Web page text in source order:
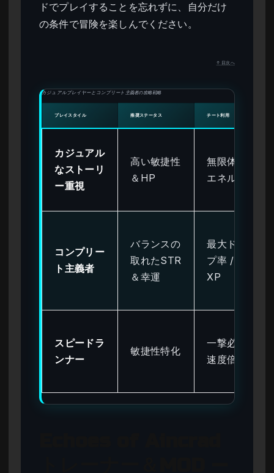
ドでプレイすることを忘れずに、自分だけ
の条件で冒険を楽しんでください。
↑ 目次へ
カジュアルプレイヤーとコンプリート主義者の攻略戦略
プレイスタイル 推奨ステータス チート利用
カジュアル
なストーリ
ー重視
高い敏捷性
＆HP
無限体力 /
エネルギー
コンプリー
ト主義者
バランスの
取れたSTR
＆幸運
最大ドロッ
プ率 / 高速
XP
スピードラ
ンナー
敏捷性特化
一撃必殺 /
速度倍率